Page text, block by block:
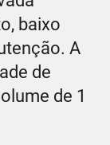
baixo
A
de
de 1